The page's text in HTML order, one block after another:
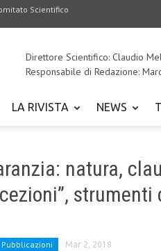
Scientifico
Direttore Scientifico: Claudio
Responsabile di Redazione:
LA RIVISTA NEWS
natura,
strumenti
Pubblicazioni Mar 2, 2018